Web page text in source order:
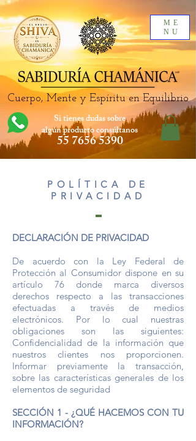
ME
NU
Cuerpo, Mente y Espíritu en Equilibrio
Si tienes dudas sobre
algún productoconsúltanos
55 7656 5390
POLÍTICA DE
PRIVACIDAD
DECLARACIÓN DE PRIVACIDAD
De acuerdo con la Ley Federal de
Protección al Consumidor dispone en su
artículo 76 donde marca diversos
derechos respecto a las transacciones
efectuadas a través de medios
electrónicos. Por lo cual nuestras
obligaciones son las siguientes:
Confidencialidad de la información que
nuestros clientes nos proporcionen.
Informar previamente la transacción,
sobre las características generales de los
elementos de seguridad
SECCIÓN 1 - ¿QUÉ HACEMOS CON TU
INFORMACIÓN?